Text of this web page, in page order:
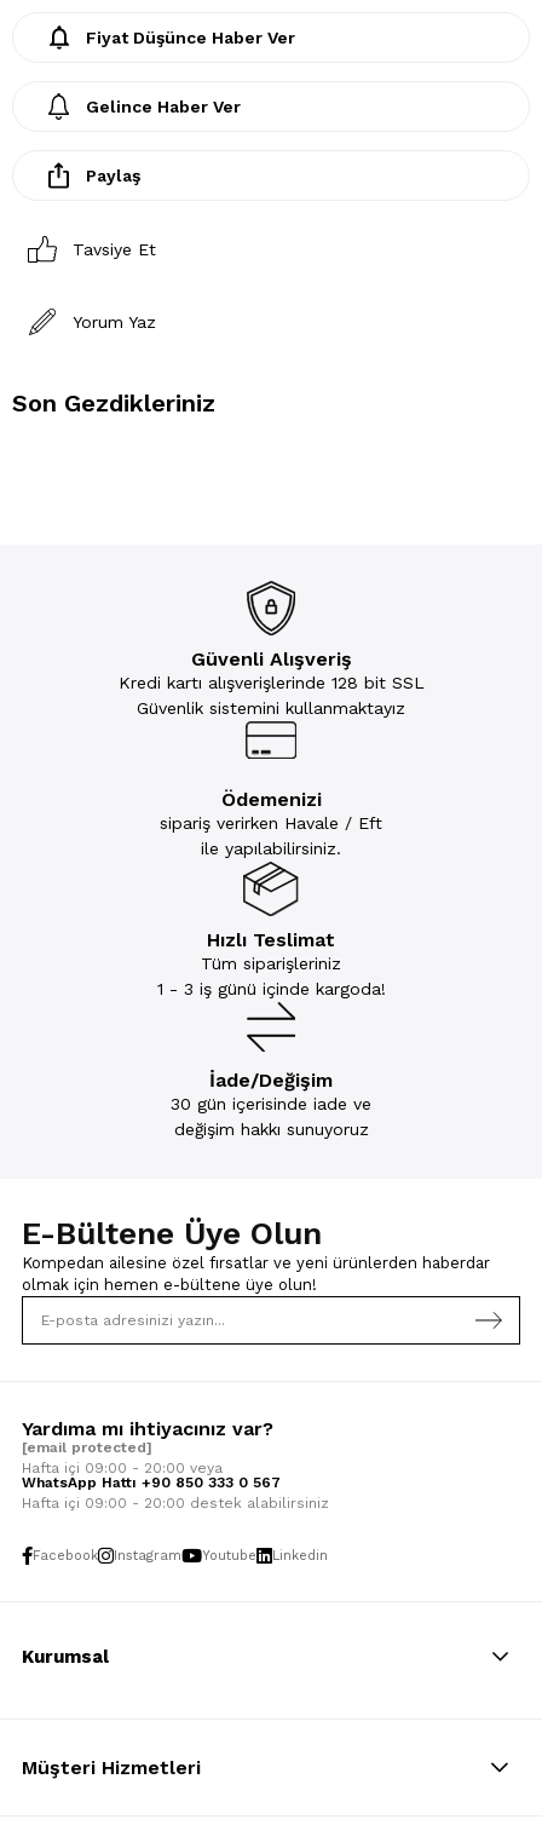
Fiyat Düşünce Haber Ver
Gelince Haber Ver
Paylaş
Tavsiye Et
Yorum Yaz
Son Gezdikleriniz
Güvenli Alışveriş
Kredi kartı alışverişlerinde 128 bit SSL
Güvenlik sistemini kullanmaktayız
Ödemenizi
sipariş verirken Havale / Eft
ile yapılabilirsiniz.
Hızlı Teslimat
Tüm siparişleriniz
1 - 3 iş günü içinde kargoda!
İade/Değişim
30 gün içerisinde iade ve
değişim hakkı sunuyoruz
E-Bültene Üye Olun
Kompedan ailesine özel fırsatlar ve yeni ürünlerden haberdar
olmak için hemen e-bültene üye olun!
Yardıma mı ihtiyacınız var?
[email protected]
Hafta içi 09:00 - 20:00 veya
WhatsApp Hattı +90 850 333 0 567
Hafta içi 09:00 - 20:00 destek alabilirsiniz
Facebook Instagram Youtube Linkedin
Kurumsal
Müşteri Hizmetleri